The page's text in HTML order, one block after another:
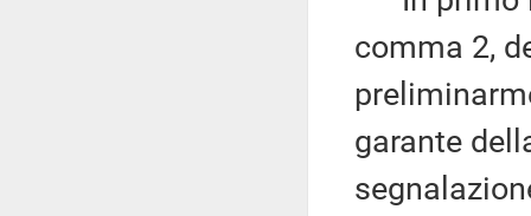
comma 2,
garante